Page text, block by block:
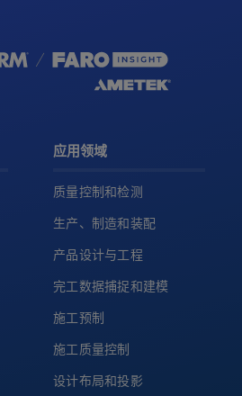
应用领域
质量控制和检测
生产、制造和装配
产品设计与工程
完工数据捕捉和建模
施工预制
施工质量控制
设计布局和投影